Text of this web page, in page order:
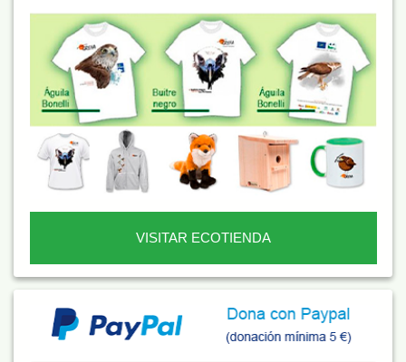
VISITAR ECOTIENDA